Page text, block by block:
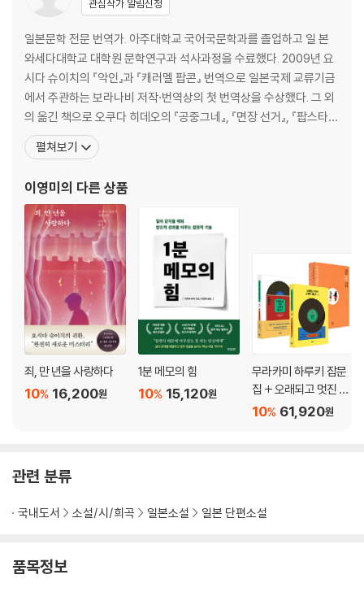
관심작가 알림신청
일본문학 전문 번역가. 아주대학교 국어국문학과를 졸업하고 일 본
와세다대학교 대학원 문학연구과 석사과정을 수료했다. 2009년 요
시다 슈이치의 『악인』과 『캐러멜 팝콘』 번역으로 일본국제 교류기금
에서 주관하는 보라나비 저작·번역상의 첫 번역상을 수상했다. 그 외
의 옮긴 책으로 오쿠다 히데오의 『공중그네』, 『면장 선거』, 『팝스타
존의 수상한 휴가』, 요시다 슈이치의 『분노』, 『파 크라이프』, 『사요나
라 사요나라』, 『동경만경』, 『나가사키이』, 마 미치 도모노부의 『단테
고보의 『불타버린 지도』, 미야베
펼쳐보기
이영미 의 다른 상품
죄, 만 년을 사랑하다
16,200원
10%
1분 메모의 힘
15,120원
10%
무라카미 하루키 잡문
집 + 오래되고 멋진 클
래식 레코드 1,2 세트
61,920원
10%
관련 분류
국내도서 소설/시/희곡 일본소설 일본 단편소설
품목정보